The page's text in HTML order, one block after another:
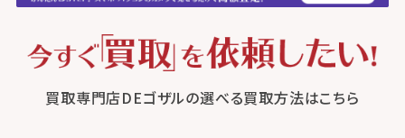
買取専門店DEゴザルの選べる買取方法はこちら